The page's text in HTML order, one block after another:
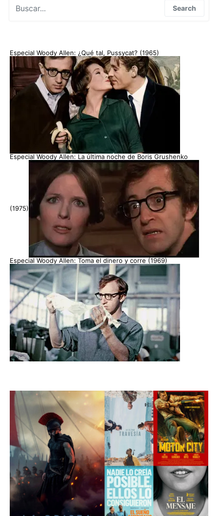
Search
Especial Woody Allen: ¿Qué tal, Pussycat? (1965)
Especial Woody Allen: La última noche de Boris Grushenko
(1975)
Especial Woody Allen: Toma el dinero y corre (1969)